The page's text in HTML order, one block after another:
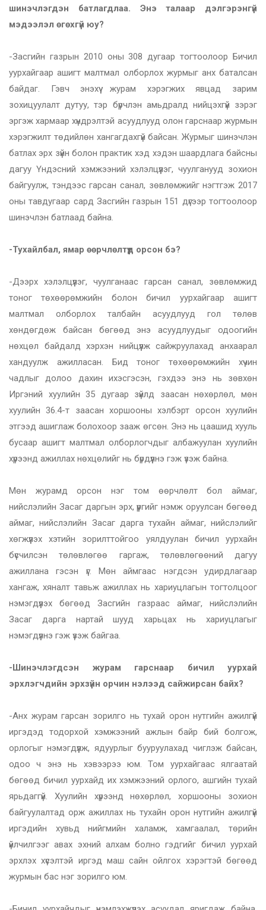
шинэчлэгдэн батлагдлаа. Энэ талаар дэлгэрэнгүй
мэдээлэл өгөхгүй юу?
-Засгийн газрын 2010 оны 308 дугаар тогтоолоор Бичил
уурхайгаар ашигт малтмал олборлох журмыг анх баталсан
байдаг. Гэвч энэхүү журам хэрэгжих явцад зарим
зохицуулалт дутуу, тэр бүрчлэн амьдралд нийцэхгүй зэрэг
эргэж хармаар хүндрэлтэй асуудлууд олон гарснаар журмын
хэрэгжилт төдийлөн хангагдахгүй байсан. Журмыг шинэчлэн
батлах эрх зүйн болон практик хэд хэдэн шаардлага байсны
дагуу Үндэсний хэмжээний хэлэлцүүлэг, чуулганууд зохион
байгуулж, тэндээс гарсан санал, зөвлөмжийг нэгтгэж 2017
оны тавдугаар сард Засгийн газрын 151 дүгээр тогтоолоор
шинэчлэн батлаад байна.
-Тухайлбал, ямар өөрчлөлтүүд орсон бэ?
-Дээрх хэлэлцүүлэг, чуулганаас гарсан санал, зөвлөмжид
тоног төхөөрөмжийн болон бичил уурхайгаар ашигт
малтмал олборлох талбайн асуудлууд гол төлөв
хөндөгдөж байсан бөгөөд энэ асуудлуудыг одоогийн
нөхцөл байдалд хэрхэн нийцүүлж сайжруулахад анхаарал
хандуулж ажилласан. Бид тоног төхөөрөмжийн хүчин
чадлыг долоо дахин ихэсгэсэн, гэхдээ энэ нь зөвхөн
Иргэний хуулийн 35 дугаар зүйлд заасан нөхөрлөл, мөн
хуулийн 36.4-т заасан хоршооны хэлбэрт орсон хуулийн
этгээд ашиглаж болохоор зааж өгсөн. Энэ нь цаашид хууль
бусаар ашигт малтмал олборлогчдыг албажуулан хуулийн
хүрээнд ажиллах нөхцөлийг нь бүрдүүлнэ гэж үзэж байна.
Мөн журамд орсон нэг том өөрчлөлт бол аймаг,
нийслэлийн Засаг даргын эрх, үүргийг нэмж оруулсан бөгөөд
аймаг, нийслэлийн Засаг дарга тухайн аймаг, нийслэлийг
хөгжүүлэх хэтийн зорилттойгоо уялдуулан бичил уурхайн
бүсчилсэн төлөвлөгөө гаргаж, төлөвлөгөөний дагуу
ажиллана гэсэн үг. Мөн аймгаас нэгдсэн удирдлагаар
хангаж, хяналт тавьж ажиллах нь хариуцлагын тогтолцоог
нэмэгдүүлэх бөгөөд Засгийн газраас аймаг, нийслэлийн
Засаг дарга нартай шууд харьцах нь хариуцлагыг
нэмэгдүүлнэ гэж үзэж байгаа.
-Шинэчлэгдсэн журам гарснаар бичил уурхай
эрхлэгчдийн эрхзүйн орчин нэлээд сайжирсан байх?
-Анх журам гарсан зорилго нь тухай орон нутгийн ажилгүй
иргэдэд тодорхой хэмжээний ажлын байр бий болгож,
орлогыг нэмэгдүүлж, ядуурлыг бууруулахад чиглэж байсан,
одоо ч энэ нь хэвээрээ юм. Том уурхайгаас ялгаатай
бөгөөд бичил уурхайд их хэмжээний орлого, ашгийн тухай
ярьдаггүй. Хуулийн хүрээнд нөхөрлөл, хоршооны зохион
байгуулалтад орж ажиллах нь тухайн орон нутгийн ажилгүй
иргэдийн хувьд нийгмийн халамж, хамгаалал, төрийн
үйлчилгээг авах эхний алхам болно гэдгийг бичил уурхай
эрхлэх хүсэлтэй иргэд маш сайн ойлгох хэрэгтэй бөгөөд
журмын бас нэг зорилго юм.